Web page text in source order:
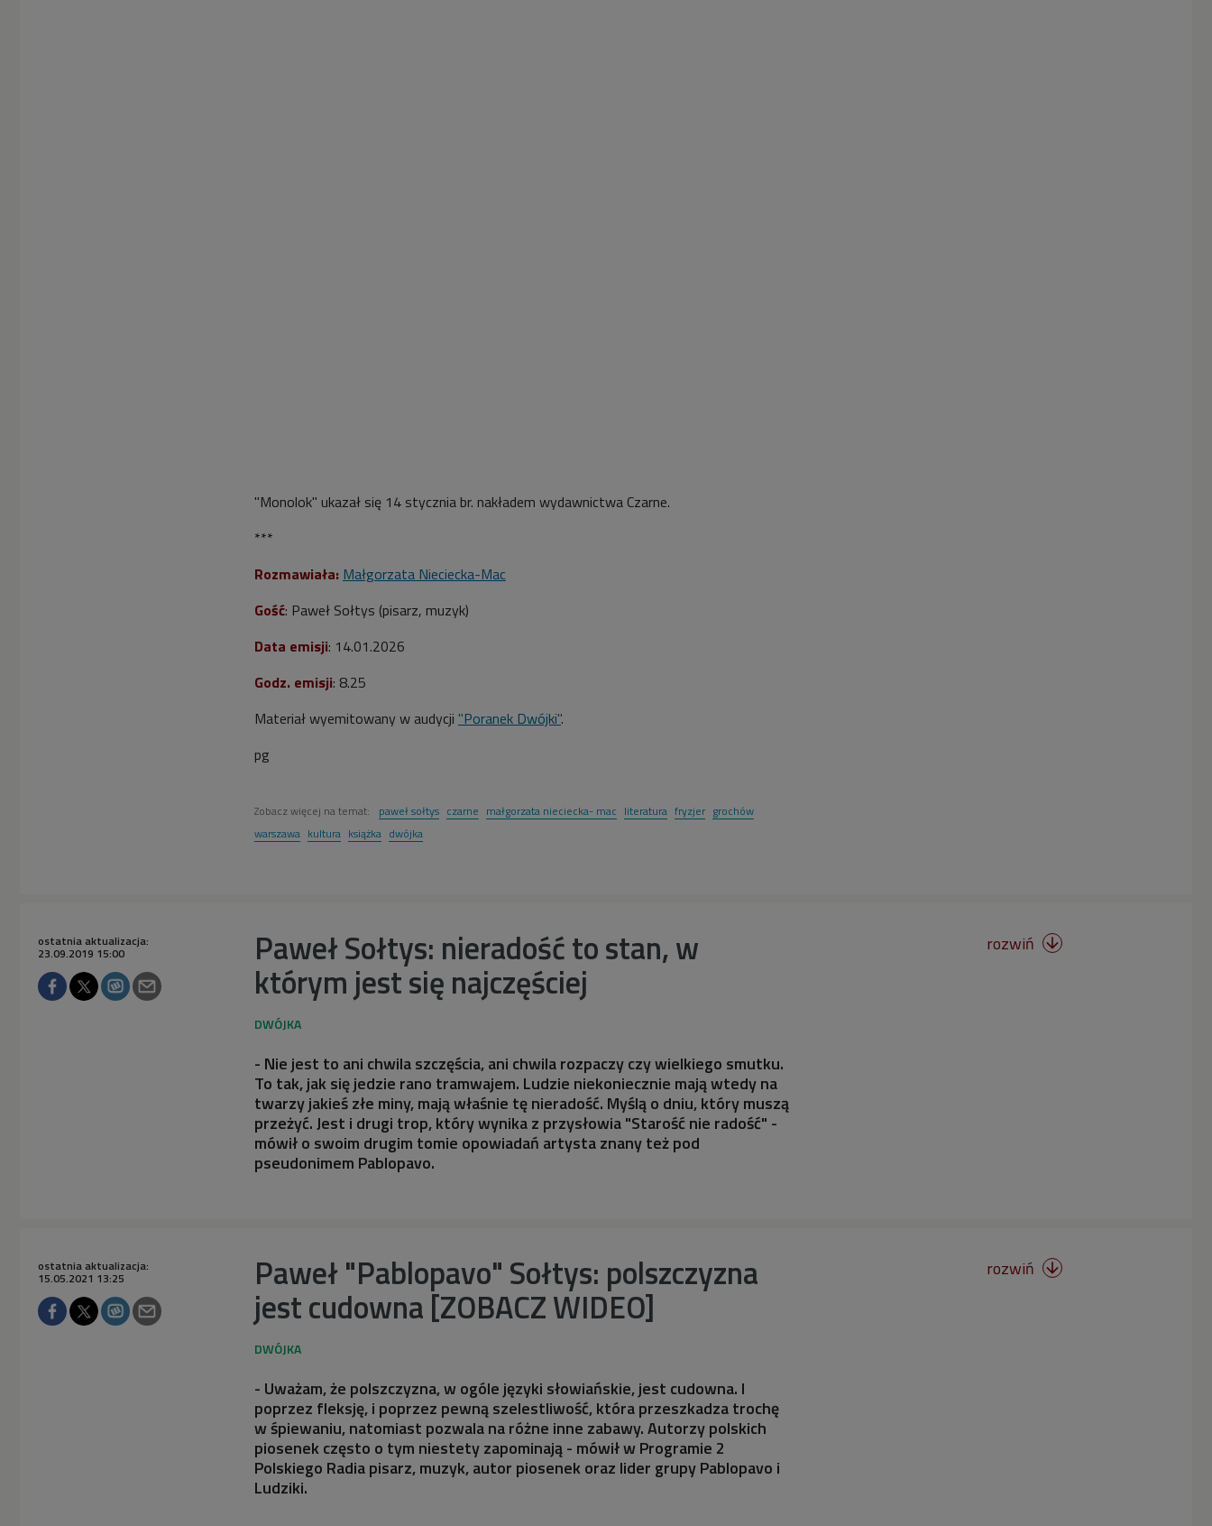
"Monolok" ukazał się 14 stycznia br. nakładem wydawnictwa Czarne.
***
Rozmawiała: Małgorzata Nieciecka-Mac
Gość: Paweł Sołtys (pisarz, muzyk)
Data emisji: 14.01.2026
Godz. emisji: 8.25
Materiał wyemitowany w audycji "Poranek Dwójki".
pg
Zobacz więcej na temat: paweł sołtys czarne małgorzata nieciecka- mac literatura fryzjer grochów
warszawa kultura książka dwójka
Paweł Sołtys: nieradość to stan, w
którym jest się najczęściej
ostatnia aktualizacja:
23.09.2019 15:00
- Nie jest to ani chwila szczęścia, ani chwila rozpaczy czy wielkiego smutku.
To tak, jak się jedzie rano tramwajem. Ludzie niekoniecznie mają wtedy na
twarzy jakieś złe miny, mają właśnie tę nieradość. Myślą o dniu, który muszą
przeżyć. Jest i drugi trop, który wynika z przysłowia "Starość nie radość" -
mówił o swoim drugim tomie opowiadań artysta znany też pod
pseudonimem Pablopavo.
rozwiń 
Paweł "Pablopavo" Sołtys: polszczyzna
jest cudowna [ZOBACZ WIDEO]
ostatnia aktualizacja:
15.05.2021 13:25
- Uważam, że polszczyzna, w ogóle języki słowiańskie, jest cudowna. I
poprzez fleksję, i poprzez pewną szelestliwość, która przeszkadza trochę
w śpiewaniu, natomiast pozwala na różne inne zabawy. Autorzy polskich
piosenek często o tym niestety zapominają - mówił w Programie 2
Polskiego Radia pisarz, muzyk, autor piosenek oraz lider grupy Pablopavo i
Ludziki.
rozwiń 